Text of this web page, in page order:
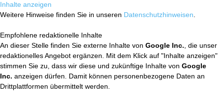
Inhalte anzeigen
Weitere Hinweise finden Sie in unseren Datenschutzhinweisen
Empfohlene redaktionelle Inhalte
An dieser Stelle finden Sie externe Inhalte von Google Inc. , die unser
redaktionelles Angebot ergänzen. Mit dem Klick auf "Inhalte anzeigen"
stimmen Sie zu, dass wir diese und zukünftige Inhalte von Google
Inc. anzeigen dürfen. Damit können personenbezogene Daten an
Drittplattformen übermittelt werden.